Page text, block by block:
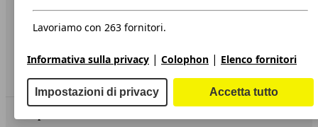
Dichiarazione di Accessibilità
Servizi
Area rivenditori
Lavoriamo con 263 fornitori.
Informativa sulla privacy | Colophon | Elenco fornitori
Impostazioni di privacy Accetta tutto